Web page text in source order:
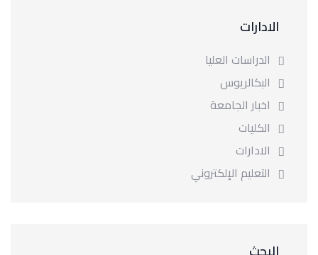
الادارات
الدراسات العليا
البكالريوس
اخبار الجامعة
الكليات
الادارات
التعليم الإلكتروني